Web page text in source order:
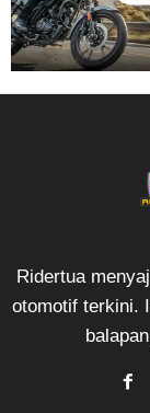
Ridertua
otomotif terkini.